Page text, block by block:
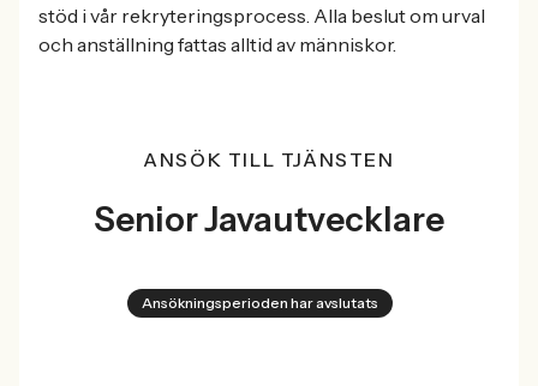
stöd i vår rekryteringsprocess. Alla beslut om urval
och anställning fattas alltid av människor.
ANSÖK TILL TJÄNSTEN
Senior Javautvecklare
Ansökningsperioden har avslutats